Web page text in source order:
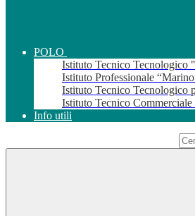
POLO
Istituto Tecnico Tecnologico
Istituto Professionale
Istituto Tecnico Tecnologico
Istituto Tecnico
Info utili